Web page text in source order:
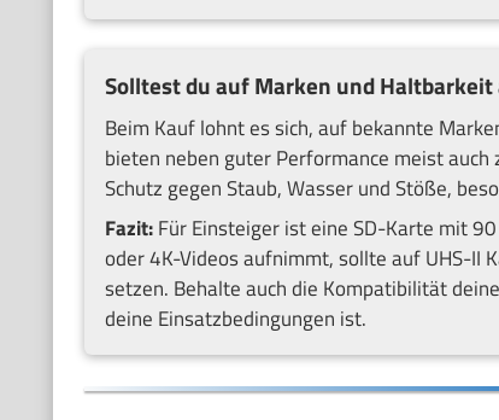
Solltest du auf Marken und Haltbarkeit
Beim Kauf lohnt es sich, auf bekannte
bieten neben guter Performance meist
Schutz gegen Staub, Wasser und Stöße,
Fazit:Für Einsteiger ist eine SD-Karte mit
oder 4K-Videos aufnimmt, sollte auf UHS-II
setzen. Behalte auch die Kompatibilität
deine Einsatzbedingungen ist.